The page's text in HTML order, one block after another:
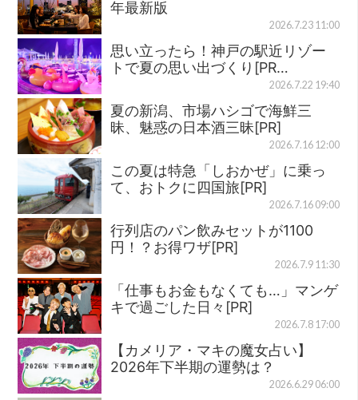
年最新版
2026.7.23 11:00
思い立ったら！神戸の駅近リゾー
トで夏の思い出づくり[PR…
2026.7.22 19:40
夏の新潟、市場ハシゴで海鮮三
昧、魅惑の日本酒三昧[PR]
2026.7.16 12:00
この夏は特急「しおかぜ」に乗っ
て、おトクに四国旅[PR]
2026.7.16 09:00
行列店のパン飲みセットが1100
円！？お得ワザ[PR]
2026.7.9 11:30
「仕事もお金もなくても…」マンゲ
キで過ごした日々[PR]
2026.7.8 17:00
【カメリア・マキの魔女占い】
2026年下半期の運勢は？
2026.6.29 06:00